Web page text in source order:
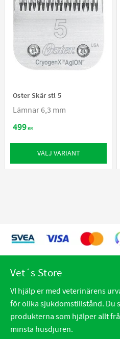
Oster Skär stl 5
Lämnar 6,3 mm
499KR
VÄLJ VARIANT
Vet´s Store
VI hjälp er med veterinärens
för olika sjukdomstillstånd. Du
produkterna som hjälper allt
minsta husdjuren.